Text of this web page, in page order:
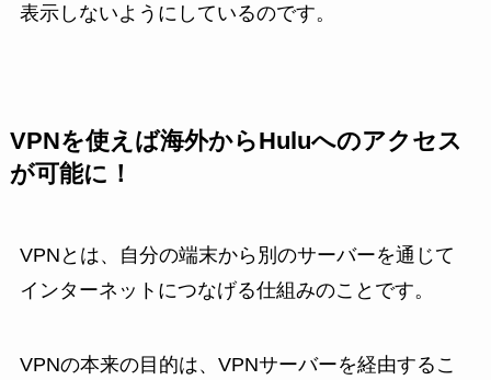
表示しないようにしているのです。
VPNを使えば海外からHuluへのアクセス
が可能に！
VPNとは、自分の端末から別のサーバーを通じて
インターネットにつなげる仕組みのことです。
VPNの本来の目的は、VPNサーバーを経由するこ